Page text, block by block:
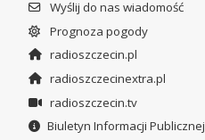
Wyślij do nas wiadomość
Prognoza pogody
radioszczecin.pl
radioszczecinextra.pl
radioszczecin.tv
Biuletyn Informacji Publicznej